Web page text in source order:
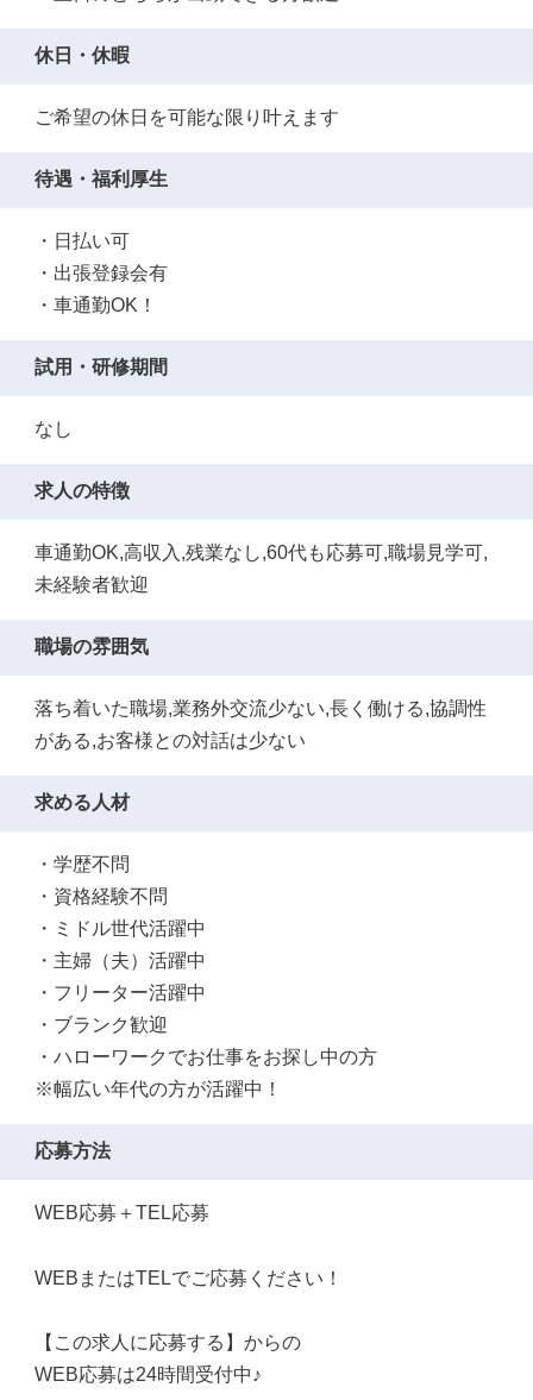
休日・休暇
ご希望の休日を可能な限り叶えます
待遇・福利厚生
・日払い可
・出張登録会有
・車通勤OK！
試用・研修期間
なし
求人の特徴
車通勤OK,高収入,残業なし,60代も応募可,職場見学可,
未経験者歓迎
職場の雰囲気
落ち着いた職場,業務外交流少ない,長く働ける,協調性
がある,お客様との対話は少ない
求める人材
・学歴不問
・資格経験不問
・ミドル世代活躍中
・主婦（夫）活躍中
・フリーター活躍中
・ブランク歓迎
・ハローワークでお仕事をお探し中の方
※幅広い年代の方が活躍中！
応募方法
WEB応募＋TEL応募
WEBまたはTELでご応募ください！
【この求人に応募する】からの
WEB応募は24時間受付中♪